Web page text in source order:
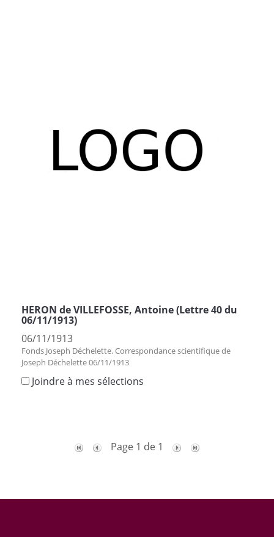
HERON de VILLEFOSSE, Antoine (Lettre 40 du
06/11/1913)
06/11/1913
Fonds Joseph Déchelette. Correspondance scientifique de
Joseph Déchelette 06/11/1913
Joindre à mes sélections
Page 1 de 1